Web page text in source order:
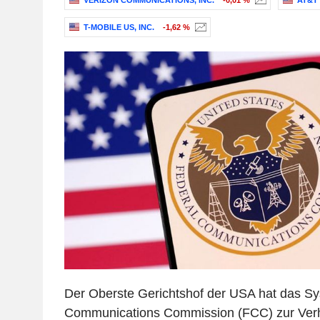
T-MOBILE US, INC. -1,62 %
Der Oberste Gerichtshof der USA hat das
Communications Commission (FCC) zur